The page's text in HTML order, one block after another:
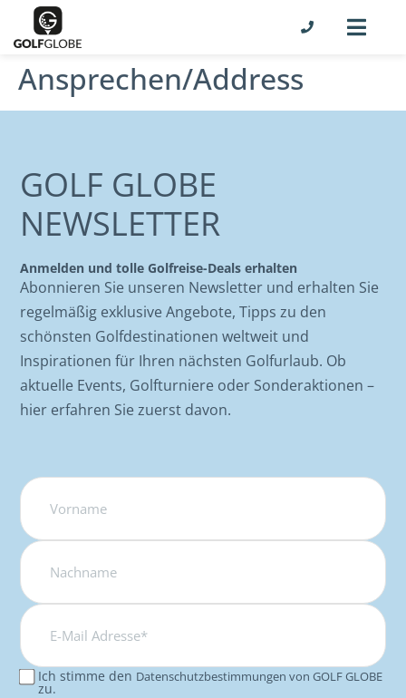
Ansprechen/Address
GOLF GLOBE
NEWSLETTER
Anmelden und tolle Golfreise-Deals erhalten
Abonnieren Sie unseren Newsletter und erhalten Sie
regelmäßig exklusive Angebote, Tipps zu den
schönsten Golfdestinationen weltweit und
Inspirationen für Ihren nächsten Golfurlaub. Ob
aktuelle Events, Golfturniere oder Sonderaktionen –
hier erfahren Sie zuerst davon.
Name
E-
Mail
Adresse*
Consent
Ich stimme den Datenschutzbestimmungen von GOLF GLOBE
zu.